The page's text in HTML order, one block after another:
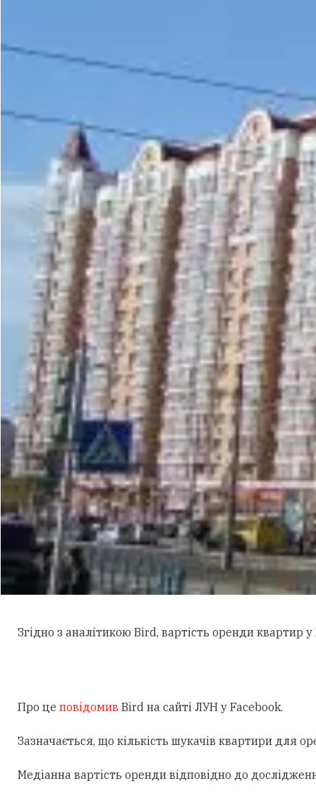
Згідно з аналітикою Bird, вартість оренди квартир
Про це повідомив Bird на сайті ЛУН у Facebook.
Зазначається, що кількість шукачів квартири для
Медіанна вартість оренди відповідно до